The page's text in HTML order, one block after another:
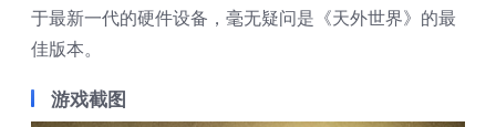
于最新一代的硬件设备，毫无疑问是《天外世界》的最
佳版本。
游戏截图